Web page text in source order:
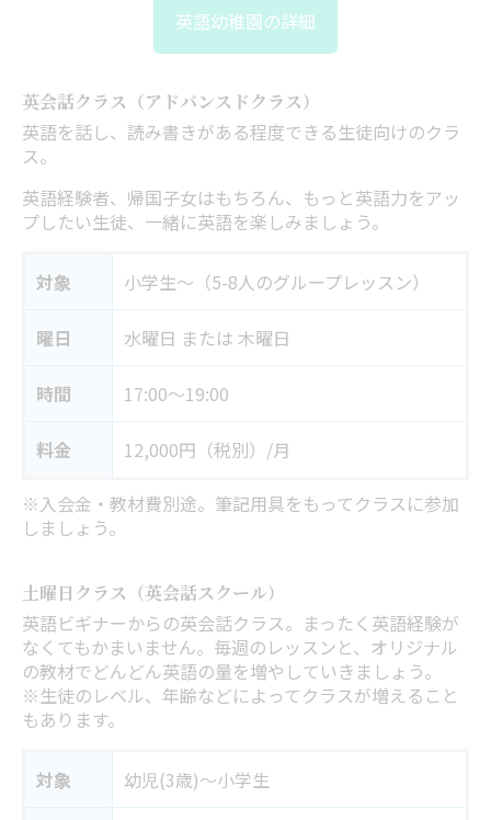
英語幼稚園の詳細
英会話クラス（アドバンスドクラス）
英語を話し、読み書きがある程度できる生徒向けのクラ
ス。
英語経験者、帰国子女はもちろん、もっと英語力をアッ
プしたい生徒、一緒に英語を楽しみましょう。
対象 小学生～（5-8人のグループレッスン）
曜日 水曜日 または 木曜日
時間 17:00～19:00
料金 12,000円（税別）/月
※入会金・教材費別途。筆記用具をもってクラスに参加
しましょう。
土曜日クラス（英会話スクール）
英語ビギナーからの英会話クラス。まったく英語経験が
なくてもかまいません。毎週のレッスンと、オリジナル
の教材でどんどん英語の量を増やしていきましょう。
※生徒のレベル、年齢などによってクラスが増えること
もあります。
対象 幼児(3歳)～小学生